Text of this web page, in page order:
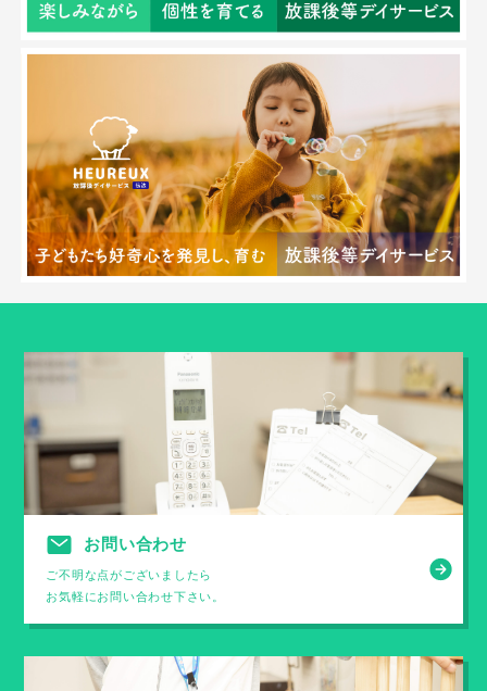
お問い合わせ
ご不明な点がございましたら
お気軽にお問い合わせ下さい。